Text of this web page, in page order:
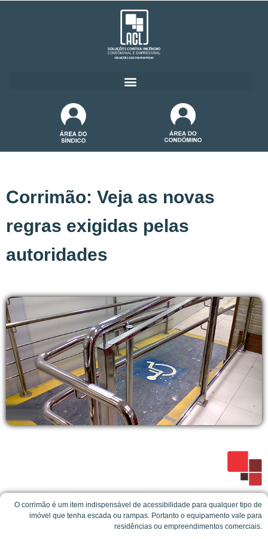
Corrimão: Veja as novas
regras exigidas pelas
autoridades
O corrimão é um item indispensável de acessibilidade para qualquer tipo de
imóvel que tenha escada ou rampas. Portanto o equipamento vale para
residências ou empreendimentos comerciais.